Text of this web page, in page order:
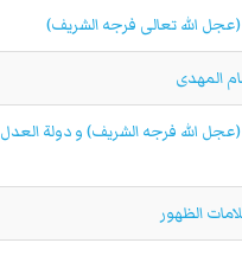
(عجل الله تعالی فرجه الشریف)
المهدی
(عجل الله فرجه الشریف) و دولة العدل
الظهور